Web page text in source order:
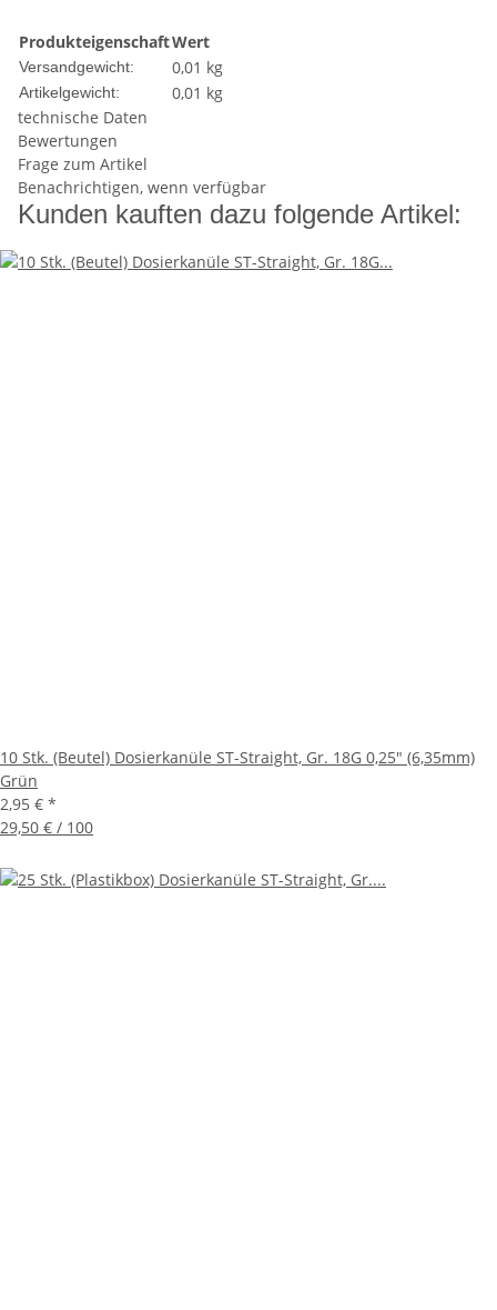
ProdukteigenschaftWert
Versandgewicht: 0,01 kg
Artikelgewicht: 0,01 kg
technische Daten
Bewertungen
Frage zum Artikel
Benachrichtigen, wenn verfügbar
Kunden kauften dazu folgende Artikel:
10 Stk. (Beutel) Dosierkanüle ST-Straight, Gr. 18G 0,25" (6,35mm)
Grün
2,95 € *
29,50 € / 100